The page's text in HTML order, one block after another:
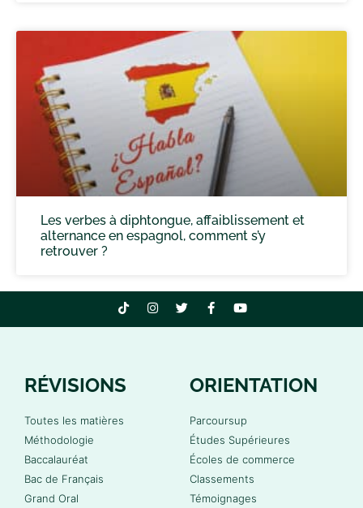
Les verbes à diphtongue, affaiblissement et
alternance en espagnol, comment s’y
retrouver ?
RÉVISIONS
Toutes les matières
Méthodologie
Baccalauréat
Bac de Français
Grand Oral
ORIENTATION
Parcoursup
Études Supérieures
Écoles de commerce
Classements
Témoignages